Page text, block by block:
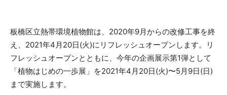
板橋区立熱帯環境植物館は、2020年9月からの改修工事を終
え、2021年4月20日(火)にリフレッシュオープンします。リ
フレッシュオープンとともに、今年の企画展示第1弾として
「植物はじめの一歩展」を2021年4月20日(火)〜5月9日(日)
まで実施します。